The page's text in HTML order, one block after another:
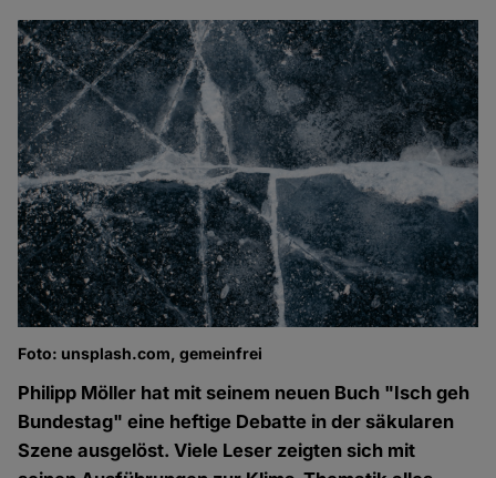
Foto: unsplash.com, gemeinfrei
Philipp Möller hat mit seinem neuen Buch "Isch geh
Bundestag" eine heftige Debatte in der säkularen
Szene ausgelöst. Viele Leser zeigten sich mit